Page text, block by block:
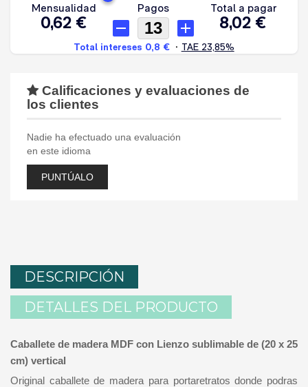
Calificaciones y evaluaciones de
los clientes
Nadie ha efectuado una evaluación
en este idioma
PUNTÚALO
DESCRIPCIÓN
DETALLES DEL PRODUCTO
Caballete de madera MDF con Lienzo sublimable de (20 x 25
cm) vertical
Original caballete de madera para portaretratos donde podras